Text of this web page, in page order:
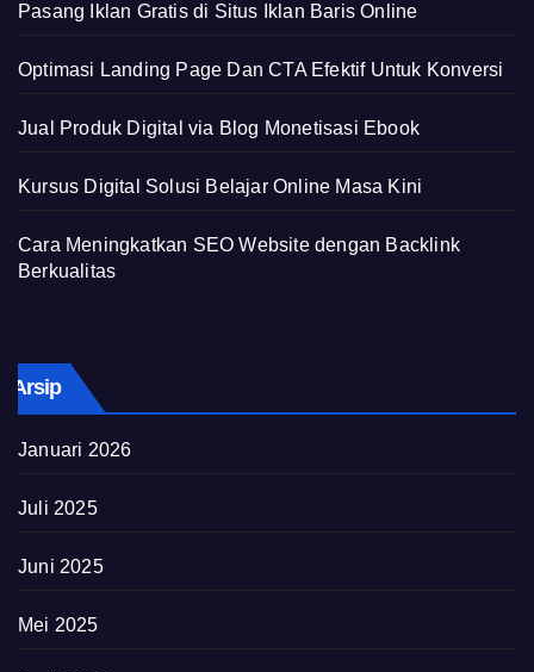
Pasang Iklan Gratis di Situs Iklan Baris Online
Optimasi Landing Page Dan CTA Efektif Untuk Konversi
Jual Produk Digital via Blog Monetisasi Ebook
Kursus Digital Solusi Belajar Online Masa Kini
Cara Meningkatkan SEO Website dengan Backlink
Berkualitas
Arsip
Januari 2026
Juli 2025
Juni 2025
Mei 2025